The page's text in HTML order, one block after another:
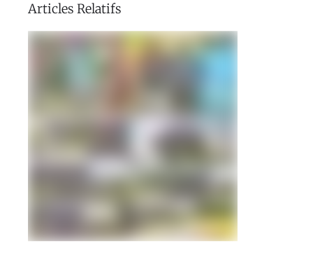
Articles Relatifs